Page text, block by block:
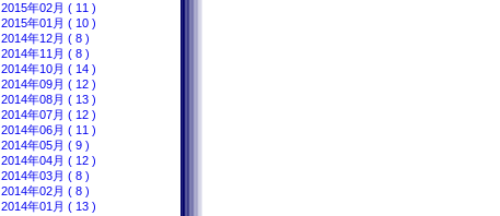
2015年02月 ( 11 )
2015年01月 ( 10 )
2014年12月 ( 8 )
2014年11月 ( 8 )
2014年10月 ( 14 )
2014年09月 ( 12 )
2014年08月 ( 13 )
2014年07月 ( 12 )
2014年06月 ( 11 )
2014年05月 ( 9 )
2014年04月 ( 12 )
2014年03月 ( 8 )
2014年02月 ( 8 )
2014年01月 ( 13 )